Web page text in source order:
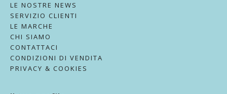
LE NOSTRE NEWS
SERVIZIO CLIENTI
LE MARCHE
CHI SIAMO
CONTATTACI
CONDIZIONI DI VENDITA
PRIVACY & COOKIES